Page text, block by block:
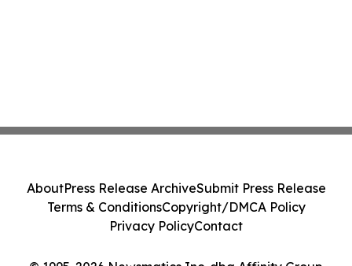
AboutPress Release ArchiveSubmit Press Release
Terms & ConditionsCopyright/DMCA Policy
Privacy PolicyContact